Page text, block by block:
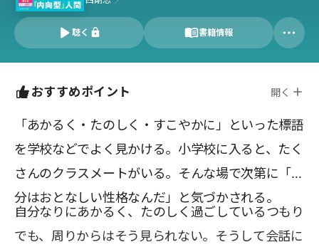
聴く 書籍情報
おすすめポイント 開く
「あかるく・たのしく・すこやかに」といった標語
を学校などでよく見かける。小学校に入ると、たく
さんのクラスメートがいる。そんな場で次第に「自
分はおとなしい性格なんだ」と気づかされる。
自分なりにあかるく、たのしく過ごしているつもり
でも、周りからはそう見られない。そうして会話に